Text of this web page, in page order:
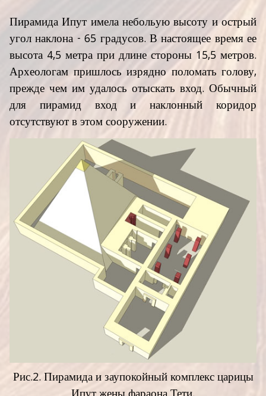
Пирамида Ипут имела небольую высоту и острый
угол наклона - 65 градусов. В настоящее время ее
высота 4,5 метра при длине стороны 15,5 метров.
Археологам пришлось изрядно поломать голову,
прежде чем им удалось отыскать вход. Обычный
для пирамид вход и наклонный коридор
отсутствуют в этом сооружении.
Рис.2. Пирамида и заупокойный комплекс царицы